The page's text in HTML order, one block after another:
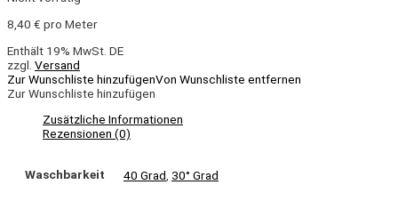
8,40 € pro Meter
Enthält 19% MwSt. DE
zzgl. Versand
Zur Wunschliste hinzufügenVon Wunschliste entfernen
Zur Wunschliste hinzufügen
Zusätzliche Informationen
Rezensionen (0)
Waschbarkeit 40 Grad 30° Grad